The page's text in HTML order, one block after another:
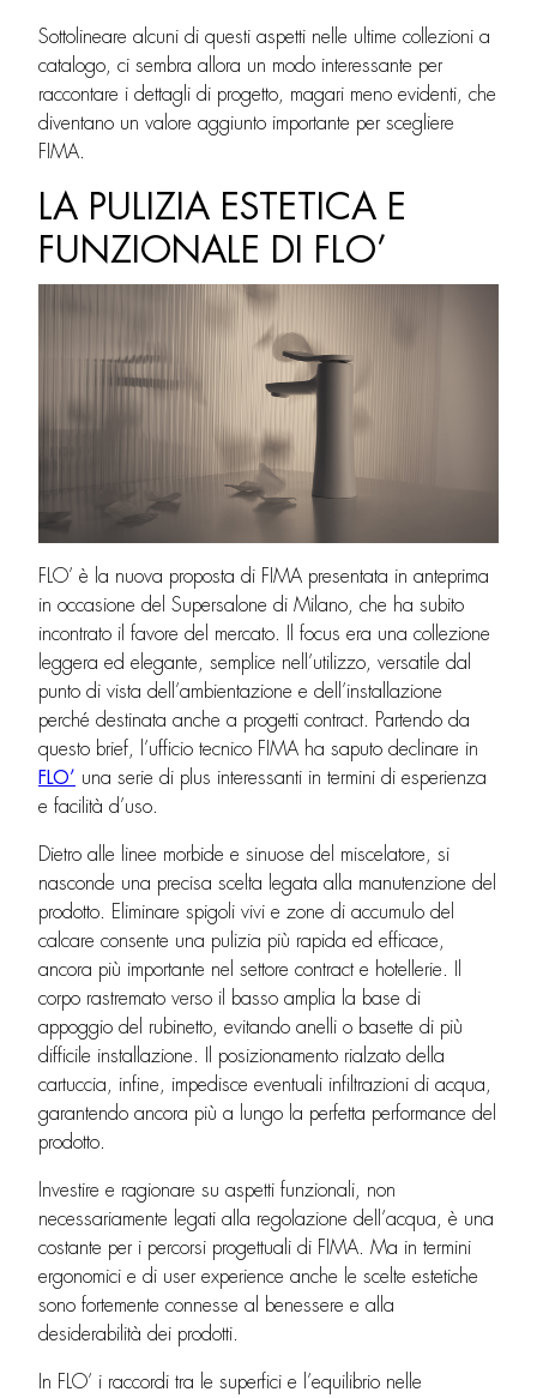
Sottolineare alcuni di questi aspetti nelle ultime collezioni a
catalogo, ci sembra allora un modo interessante per
raccontare i dettagli di progetto, magari meno evidenti, che
diventano un valore aggiunto importante per scegliere
FIMA.
LA PULIZIA ESTETICA E
FUNZIONALE DI FLO’
FLO’ è la nuova proposta di FIMA presentata in anteprima
in occasione del Supersalone di Milano, che ha subito
incontrato il favore del mercato. Il focus era una collezione
leggera ed elegante, semplice nell’utilizzo, versatile dal
punto di vista dell’ambientazione e dell’installazione
perché destinata anche a progetti contract. Partendo da
questo brief, l’ufficio tecnico FIMA ha saputo declinare in
FLO’ una serie di plus interessanti in termini di esperienza
e facilità d’uso.
Dietro alle linee morbide e sinuose del miscelatore, si
nasconde una precisa scelta legata alla manutenzione del
prodotto. Eliminare spigoli vivi e zone di accumulo del
calcare consente una pulizia più rapida ed efficace,
ancora più importante nel settore contract e hotellerie. Il
corpo rastremato verso il basso amplia la base di
appoggio del rubinetto, evitando anelli o basette di più
difficile installazione. Il posizionamento rialzato della
cartuccia, infine, impedisce eventuali infiltrazioni di acqua,
garantendo ancora più a lungo la perfetta performance del
prodotto.
Investire e ragionare su aspetti funzionali, non
necessariamente legati alla regolazione dell’acqua, è una
costante per i percorsi progettuali di FIMA. Ma in termini
ergonomici e di user experience anche le scelte estetiche
sono fortemente connesse al benessere e alla
desiderabilità dei prodotti.
In FLO’ i raccordi tra le superfici e l’equilibrio nelle